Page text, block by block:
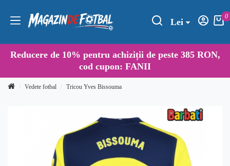
Lei
0
Reducere de 10% pentru achiziții de peste 385 RON,
cod cupon: FANII
Vedete fotbal Tricou Yves Bissouma